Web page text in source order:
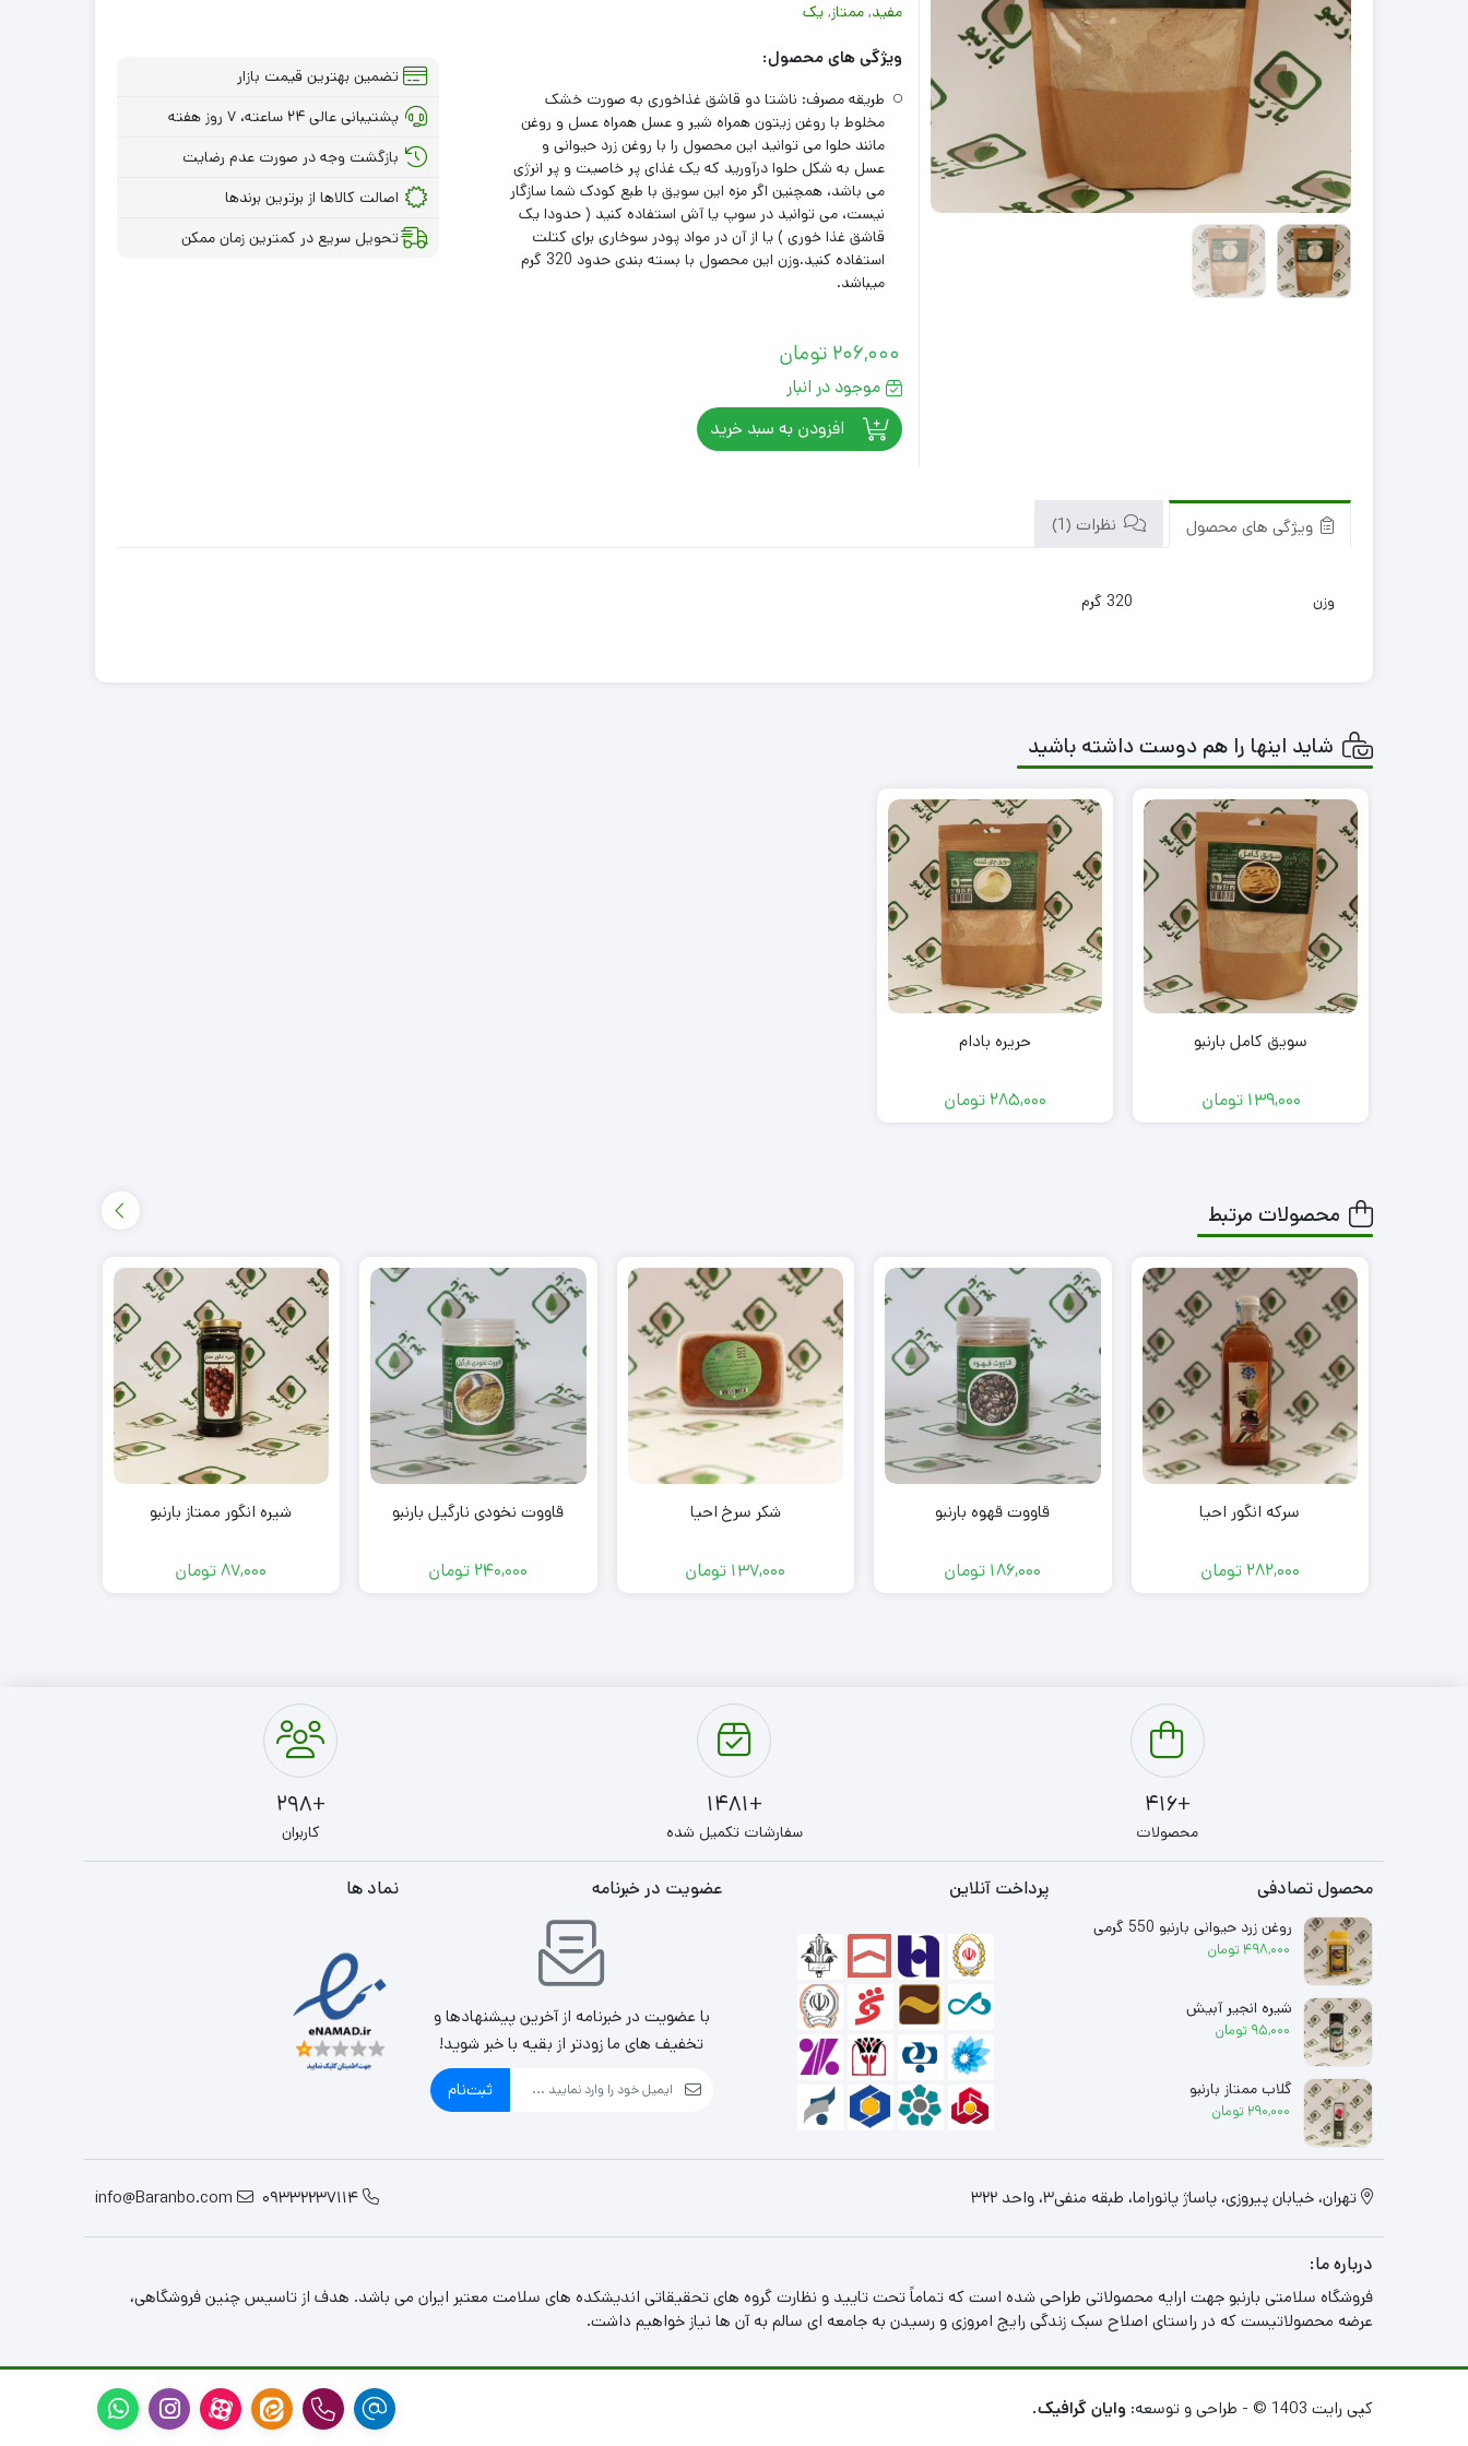
مفید,ممتاز,یک
ویژگی های محصول:
طریقه مصرف: ناشتا دو قاشق غذاخوری به صورت خشک
مخلوط با روغن زیتون همراه شیر و عسل همراه عسل و روغن
مانند حلوا می توانید این محصول را با روغن زرد حیوانی و
عسل به شکل حلوا درآورید که یک غذای پر خاصیت و پر انرژی
می باشد، همچنین اگر مزه این سویق با طبع کودک شما سازگار
نیست، می توانید در سوپ یا آش استفاده کنید ( حدودا یک
قاشق غذا خوری ) یا از آن در مواد پودر سوخاری برای کتلت
استفاده کنید.وزن این محصول با بسته بندی حدود 320 گرم
میباشد.
تضمین بهترین قیمت بازار
پشتیبانی عالی ۲۴ ساعته، ۷ روز هفته
بازگشت وجه در صورت عدم رضایت
اصالت کالاها از برترین برندها
تحویل سریع در کمترین زمان ممکن
206,000 تومان
موجود در انبار
افزودن به سبد خرید
ویژگی های محصول نظرات (1)
وزن 320 گرم
شاید اینها را هم دوست داشته باشید
سویق کامل بارنبو
139,000 تومان
حریره بادام
285,000 تومان
محصولات مرتبط
سرکه انگور احیا
282,000 تومان
قاووت قهوه بارنبو
186,000 تومان
شکر سرخ احیا
137,000 تومان
قاووت نخودی نارگیل بارنبو
240,000 تومان
شیره انگور ممتاز بارنبو
87,000تومان
+416
محصولات
+1481
سفارشات تکمیل شده
+298
کاربران
محصول تصادفی
روغن زرد حیوانی بارنبو 550 گرمی
498,000تومان
شیره انجیر آبیش
95,000 تومان
گلاب ممتاز بارنبو
290,000 تومان
پرداخت آنلاین عضویت در خبرنامه
با عضویت در خبرنامه از آخرین پیشنهادها و
تخفیف های ما زودتر از بقیه با خبر شوید!
ثبت‌نام
نماد ها
تهران، خیابان پیروزی، پاساژ پانوراما، طبقه منفی3، واحد 322 09332237114
info@Baranbo.com
درباره ما:
فروشگاه سلامتی بارنبو جهت ارایه محصولاتی طراحی شده است که تماماً تحت تایید و نظارت گروه های تحقیقاتی اندیشکده های سلامت معتبر ایران می باشد. هدف از تاسیس چنین فروشگاهی،
عرضه محصولاتیست که در راستای اصلاح سبک زندگی رایج امروزی و رسیدن به جامعه ای سالم به آن ها نیاز خواهیم داشت.
کپی رایت 1403 © - طراحی و توسعه: وایان گرافیک.